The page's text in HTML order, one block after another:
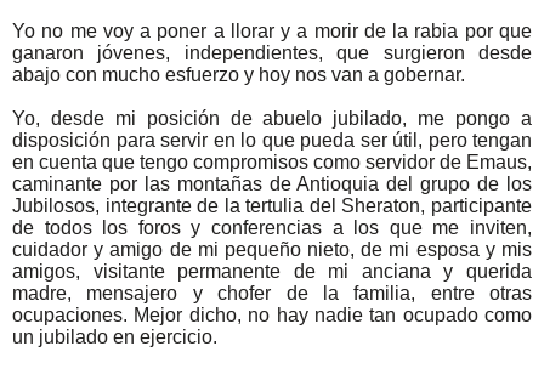
Yo no me voy a poner a llorar y a morir de la rabia por que
ganaron jóvenes, independientes, que surgieron desde
abajo con mucho esfuerzo y hoy nos van a gobernar.
Yo, desde mi posición de abuelo jubilado, me pongo a
disposición para servir en lo que pueda ser útil, pero tengan
en cuenta que tengo compromisos como servidor de Emaus,
caminante por las montañas de Antioquia del grupo de los
Jubilosos, integrante de la tertulia del Sheraton, participante
de todos los foros y conferencias a los que me inviten,
cuidador y amigo de mi pequeño nieto, de mi esposa y mis
amigos, visitante permanente de mi anciana y querida
madre, mensajero y chofer de la familia, entre otras
ocupaciones. Mejor dicho, no hay nadie tan ocupado como
un jubilado en ejercicio.